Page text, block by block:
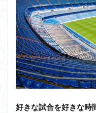
好きな試合を好きな時